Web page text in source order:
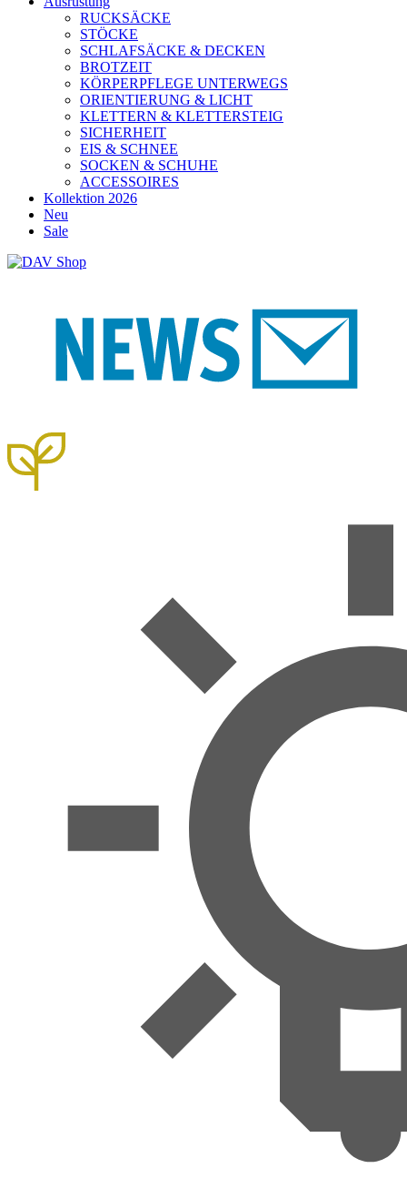
RUCKSÄCKE
STÖCKE
SCHLAFSÄCKE & DECKEN
BROTZEIT
KÖRPERPFLEGE UNTERWEGS
ORIENTIERUNG & LICHT
KLETTERN & KLETTERSTEIG
SICHERHEIT
EIS & SCHNEE
SOCKEN & SCHUHE
ACCESSOIRES
Kollektion 2026
Neu
Sale